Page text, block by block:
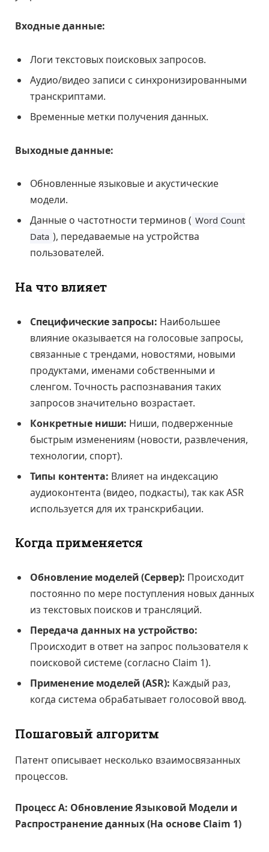
Входные данные:
Логи текстовых поисковых запросов.
Аудио/видео записи с синхронизированными
транскриптами.
Временные метки получения данных.
Выходные данные:
Обновленные языковые и акустические
модели.
Данные о частотности терминов ( Word Count
Data ), передаваемые на устройства
пользователей.
На что влияет
Специфические запросы: Наибольшее
влияние оказывается на голосовые запросы,
связанные с трендами, новостями, новыми
продуктами, именами собственными и
сленгом. Точность распознавания таких
запросов значительно возрастает.
Конкретные ниши: Ниши, подверженные
быстрым изменениям (новости, развлечения,
технологии, спорт).
Типы контента: Влияет на индексацию
аудиоконтента (видео, подкасты), так как ASR
используется для их транскрибации.
Когда применяется
Обновление моделей (Сервер): Происходит
постоянно по мере поступления новых данных
из текстовых поисков и трансляций.
Передача данных на устройство:
Происходит в ответ на запрос пользователя к
поисковой системе (согласно Claim 1).
Применение моделей (ASR): Каждый раз,
когда система обрабатывает голосовой ввод.
Пошаговый алгоритм
Патент описывает несколько взаимосвязанных
процессов.
Процесс А: Обновление Языковой Модели и
Распространение данных (На основе Claim 1)